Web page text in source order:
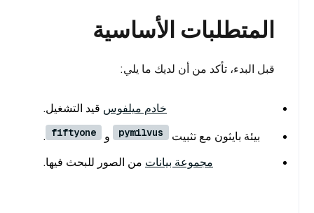
المتطلبات الأساسية
قبل البدء، تأكد من أن لديك ما يلي:
خادم ميلفوس قيد التشغيل.
بيئة بايثون مع تثبيت
pymilvus و fiftyone
.
مجموعة بيانات من الصور للبحث فيها.